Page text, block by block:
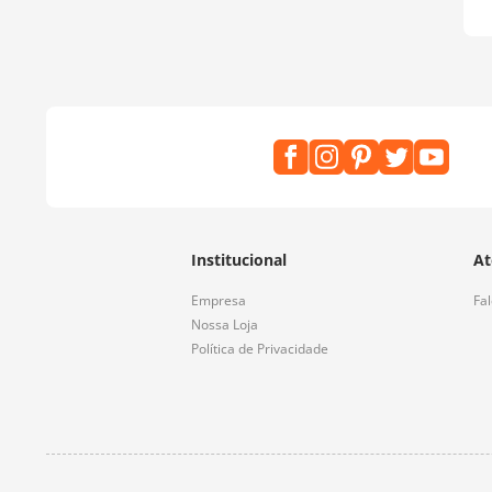
Institucional
Empresa
Nossa Loja
Política de Privacidade